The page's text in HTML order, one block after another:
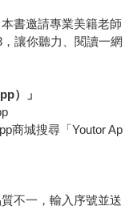
書邀請專業美籍老師
讓你聽力、閱讀一網
）」
商城搜尋「Youtor Ap
不一，輸入序號並送